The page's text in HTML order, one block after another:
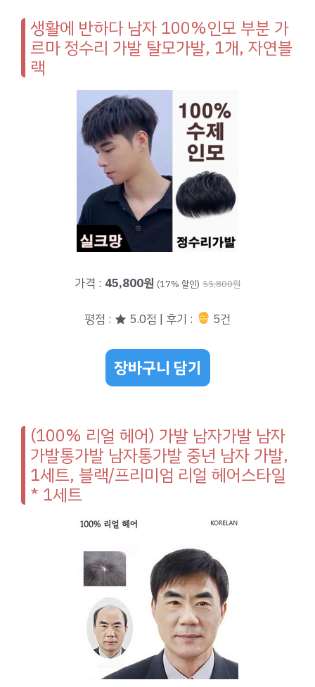
생활에 반하다 남자 100%인모 부분 가
르마 정수리 가발 탈모가발, 1개, 자연블
랙
가격 : 45,800원 (17% 할인) 55,800원
평점 : ★ 5.0점 | 후기 : 5건
장바구니 담기
(100% 리얼 헤어) 가발 남자가발 남자
가발통가발 남자통가발 중년 남자 가발,
1세트, 블랙/프리미엄 리얼 헤어스타일
* 1세트